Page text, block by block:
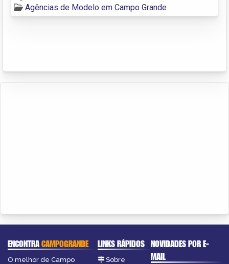
Agências de Modelo em Campo Grande
ENCONTRACAMPOGRANDE
O melhor de Campo
LINKS RÁPIDOS
Sobre
NOVIDADES POR E-
MAIL